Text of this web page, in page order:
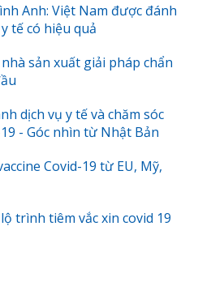
Anh: Việt Nam được đánh
tế có hiệu quả
sản xuất giải pháp chẩn
dịch vụ y tế và chăm sóc
- Góc nhìn từ Nhật Bản
Covid-19 từ EU, Mỹ,
trình tiêm vắc xin covid 19